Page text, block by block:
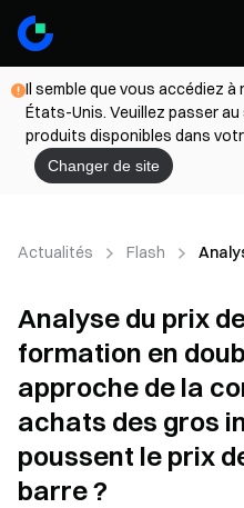
Il semble que vous accédiez
États-Unis. Veuillez passer
produits disponibles dans
Changer de site
Actualités Flash
Analyse du prix
formation en
approche de la
achats des gros
poussent le prix
barre ?